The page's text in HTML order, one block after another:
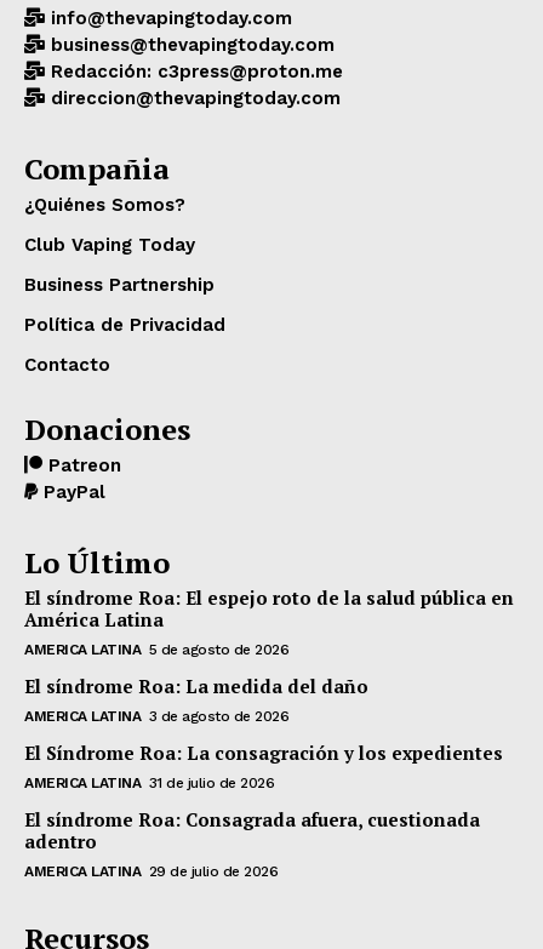
info@thevapingtoday.com
business@thevapingtoday.com
Redacción: c3press@proton.me
direccion@thevapingtoday.com
Compañia
¿Quiénes Somos?
Club Vaping Today
Business Partnership
Política de Privacidad
Contacto
Donaciones
Patreon
PayPal
Lo Último
El síndrome Roa: El espejo roto de la salud pública en
América Latina
AMERICA LATINA 5 de agosto de 2026
El síndrome Roa: La medida del daño
AMERICA LATINA 3 de agosto de 2026
El Síndrome Roa: La consagración y los expedientes
AMERICA LATINA 31 de julio de 2026
El síndrome Roa: Consagrada afuera, cuestionada
adentro
AMERICA LATINA 29 de julio de 2026
Recursos